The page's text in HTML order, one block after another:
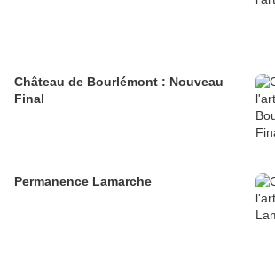
Château de Bourlémont : Nouveau
Final
Permanence Lamarche